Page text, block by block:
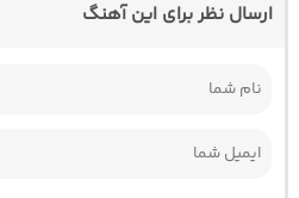
ارسال نظر برای این آهنگ